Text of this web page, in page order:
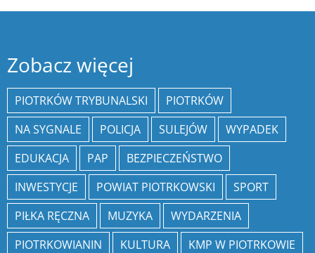
Zobacz więcej
PIOTRKÓW TRYBUNALSKI
PIOTRKÓW
NA SYGNALE
POLICJA SULEJÓW
WYPADEK
EDUKACJA
PAP
BEZPIECZEŃSTWO
INWESTYCJE
POWIAT PIOTRKOWSKI
SPORT
PIŁKA RĘCZNA
MUZYKA
WYDARZENIA
PIOTRKOWIANIN
KULTURA
KMP W PIOTRKOWIE